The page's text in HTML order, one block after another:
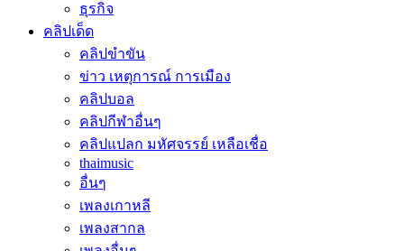
ธุรกิจ
คลิปเด็ด
คลิปขำขัน
ข่าว เหตุการณ์ การเมือง
คลิปบอล
คลิปกีฬาอื่นๆ
คลิปแปลก มหัศจรรย์ เหลือเชื่อ
thaimusic
อื่นๆ
เพลงเกาหลี
เพลงสากล